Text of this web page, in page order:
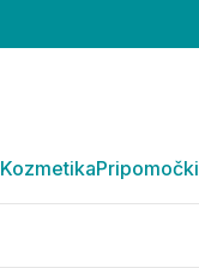
KozmetikaPripomočki